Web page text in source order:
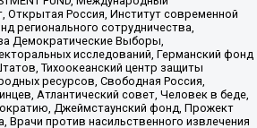
Открытая Россия, Институт современной
регионального сотрудничества,
Демократические Выборы,
исследований, Германский фонд
Тихоокеанский центр защиты
ресурсов, Свободная Россия,
Атлантический совет, Человек в беде,
Джеймстаунский фонд, Прожект
Врачи против насильственного извлечения